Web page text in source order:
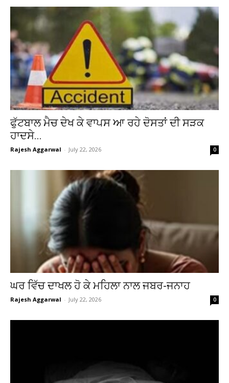
ਫੁੱਟਬਾਲ ਮੈਚ ਦੇਖ ਕੇ ਵਾਪਸ ਆ ਰਹੇ ਦੋਸਤਾਂ ਦੀ ਸੜਕ
ਹਾਦਸੇ...
Rajesh Aggarwal - July 22, 2026 0
ਘਰ ਵਿੱਚ ਦਾਖਲ ਹੋ ਕੇ ਮਹਿਲਾ ਨਾਲ ਜਬਰ-ਜਨਾਹ
Rajesh Aggarwal - July 22, 2026 0